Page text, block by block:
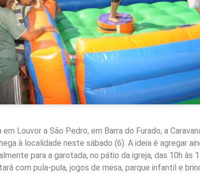
Louvor a São Pedro, em Barra do Furado, a
à localidade neste sábado (6). A ideia é agregar
para a garotada, no pátio da igreja, das 10h às
com pula-pula, jogos de mesa, parque infantil e